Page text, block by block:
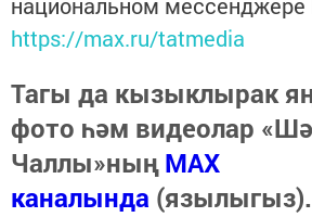
национальном
https://max.ru/tatmedia
Тагы да кызыклырак
фото һәм видеолар
Чаллы»ныңMAX
каналында (язылыгыз).